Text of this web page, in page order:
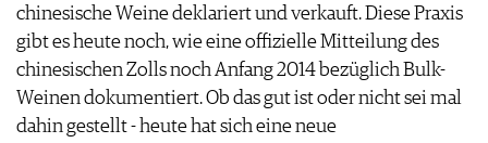
chinesische Weine deklariert und verkauft. Diese Praxis
gibt es heute noch, wie eine offizielle Mitteilung des
chinesischen Zolls noch Anfang 2014 bezüglich Bulk-
Weinen dokumentiert. Ob das gut ist oder nicht sei mal
dahin gestellt - heute hat sich eine neue